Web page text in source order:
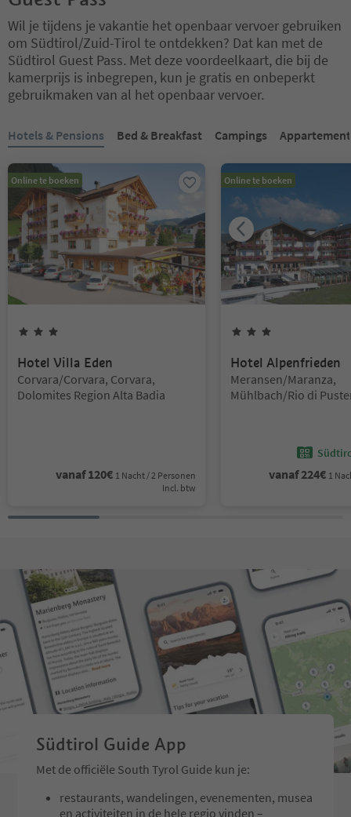
Wil je tijdens je vakantie het openbaar vervoer gebruiken
om Südtirol/Zuid-Tirol te ontdekken? Dat kan met de
Südtirol Guest Pass. Met deze voordeelkaart, die bij de
kamerprijs is inbegrepen, kun je gratis en onbeperkt
gebruikmaken van al het openbaar vervoer.
Hotels & Pensions Bed & Breakfast Campings
Online te boeken
Hotel Villa Eden
Locatie:
Corvara/Corvara, Corvara,
Dolomites Region Alta Badia
vanaf120€ 1 Nacht / 2 Personen
Incl. btw
Online te boeken
Hotel Alpenfrieden
Locatie:
Meransen/Maranza,
Mühlbach/Rio di
vanaf224€ 1
Südtirol Guide App
Met de officiële South Tyrol Guide kun je:
restaurants, wandelingen, evenementen, musea
en activiteiten in de hele regio vinden –